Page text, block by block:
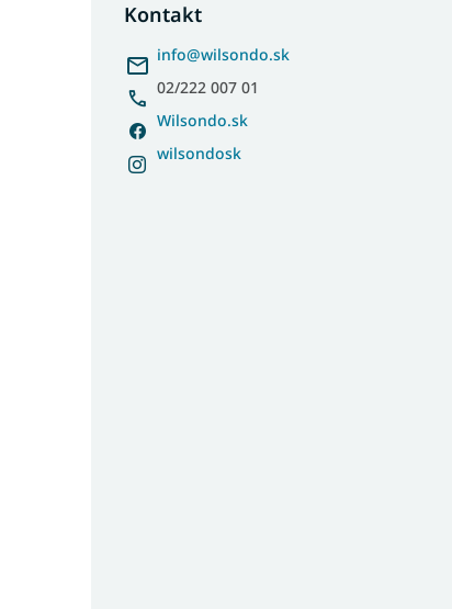
Kontakt
info@wilsondo.sk
02/222 007 01
Wilsondo.sk
wilsondosk